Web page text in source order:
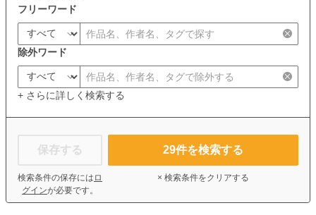
フリーワード
除外ワード
+ さらに詳しく検索する
保存する
検索条件の保存には ロ
グインが必要です。
29件を検索する
× 検索条件をクリアする